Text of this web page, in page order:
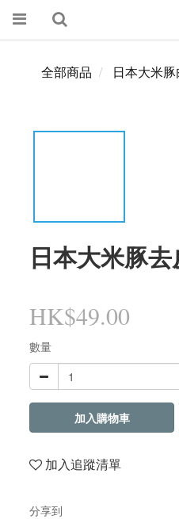
全部商品 日本大米豚
日本大米豚
HK$49.00
數量
加入購物車
加入追蹤清單
分享到